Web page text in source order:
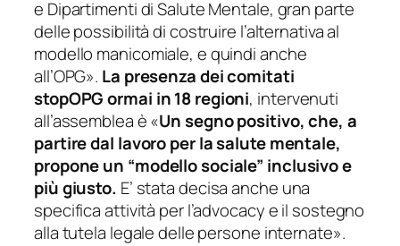
e Dipartimenti di Salute Mentale, gran parte
delle possibilità di costruire l’alternativa al
modello manicomiale, e quindi anche
all’OPG». La presenza dei comitati
stopOPG ormai in 18 regioni, intervenuti
all’assemblea è «Un segno positivo, che, a
partire dal lavoro per la salute mentale,
propone un “modello sociale” inclusivo e
più giusto. E’ stata decisa anche una
specifica attività per l’advocacy e il sostegno
alla tutela legale delle persone internate».